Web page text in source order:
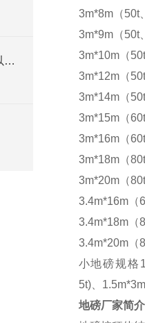
在矿山地磅秤体上铺设钢筋可以防滑
3m*8m（50t
3m*9m（50t
3m*10m（
3m*12m（
3m*14m（
3m*15m（
3m*16m（
3m*18m（
3m*20m（
3.4m*16m（
3.4m*18m（
3.4m*20m（
小地磅规格
5t)、
地磅厂家简